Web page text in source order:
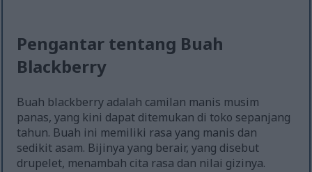
Pengantar tentang Buah
Blackberry
Buah blackberry adalah camilan manis musim
panas, yang kini dapat ditemukan di toko sepanjang
tahun. Buah ini memiliki rasa yang manis dan
sedikit asam. Bijinya yang berair, yang disebut
drupelet, menambah cita rasa dan nilai gizinya.